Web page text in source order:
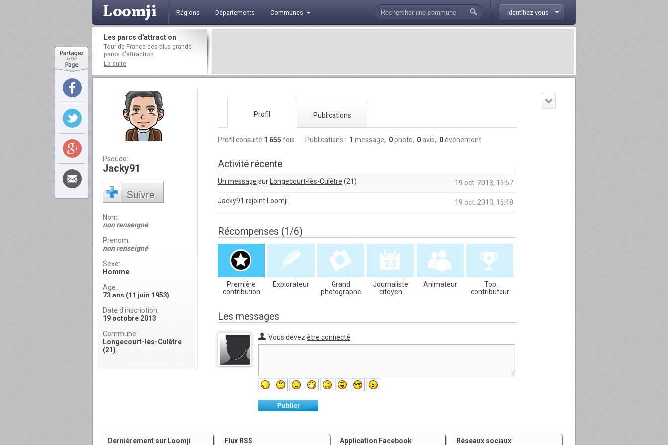
Régions Départements Communes Identifiez-vous
Les parcs d'attraction
Tour de France des plus grands
parcs d'attraction
La suite
Pseudo:
Jacky91
Suivre
Nom:
non renseigné
Prenom:
non renseigné
Sexe:
Homme
Age:
73 ans (11 juin 1953)
Date d'inscription:
19 octobre 2013
Commune:
Longecourt-lès-Culêtre
(21)
Profil Publications
Profil consulté 1 655 fois Publications : 1 message, 0photo, 0 avis, 0évènement
Activité récente
19 oct. 2013, 16:57
Un message sur Longecourt-lès-Culêtre (21)
19 oct. 2013, 16:48
Jacky91 rejoint Loomji
Récompenses (1/6)
Première
contribution
Explorateur
Grand
photographe
Journaliste
citoyen
Animateur
Top
contributeur
Les messages
Vous devez être connecté
Publier
Dernièrement sur Loomji Flux RSS Application Facebook Réseaux sociaux